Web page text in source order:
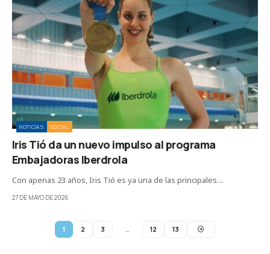
NOTICIAS SOCIAL
Iris Tió da un nuevo impulso al programa
Embajadoras Iberdrola
Con apenas 23 años, Iris Tió es ya una de las principales…
27 DE MAYO DE 2026
1 2 3 … 12 13